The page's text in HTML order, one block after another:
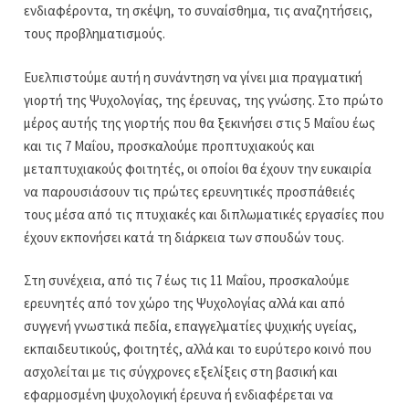
ενδιαφέροντα, τη σκέψη, το συναίσθημα, τις αναζητήσεις,
τους προβληματισμούς.
Ευελπιστούμε αυτή η συνάντηση να γίνει μια πραγματική
γιορτή της Ψυχολογίας, της έρευνας, της γνώσης. Στο πρώτο
μέρος αυτής της γιορτής που θα ξεκινήσει στις 5 Μαΐου έως
και τις 7 Μαΐου, προσκαλούμε προπτυχιακούς και
μεταπτυχιακούς φοιτητές, οι οποίοι θα έχουν την ευκαιρία
να παρουσιάσουν τις πρώτες ερευνητικές προσπάθειές
τους μέσα από τις πτυχιακές και διπλωματικές εργασίες που
έχουν εκπονήσει κατά τη διάρκεια των σπουδών τους.
Στη συνέχεια, από τις 7 έως τις 11 Μαΐου, προσκαλούμε
ερευνητές από τον χώρο της Ψυχολογίας αλλά και από
συγγενή γνωστικά πεδία, επαγγελματίες ψυχικής υγείας,
εκπαιδευτικούς, φοιτητές, αλλά και το ευρύτερο κοινό που
ασχολείται με τις σύγχρονες εξελίξεις στη βασική και
εφαρμοσμένη ψυχολογική έρευνα ή ενδιαφέρεται να